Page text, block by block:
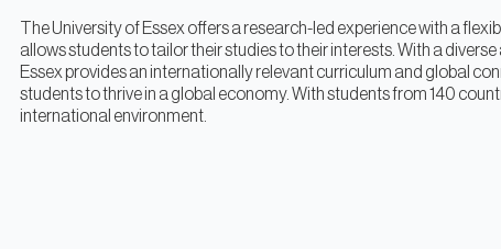
The University of Essex offers a research-led experience with a
allows students to tailor their studies to their interests. With a
Essex provides an internationally relevant curriculum and global
students to thrive in a global economy. With students from 140
international environment.